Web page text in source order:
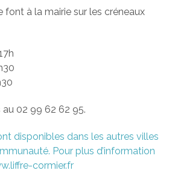
font à la mairie sur les créneaux
02 99 62 62 95.
disponibles dans les autres villes
Pour plus d’information
cormier.fr